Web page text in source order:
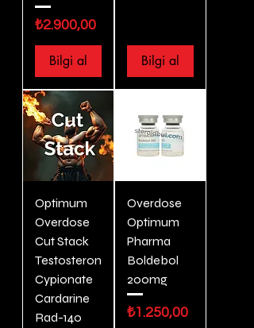
Fiyat
₺2.900,00
Bilgi al Bilgi al
Optimum
Overdose
Cut Stack
Testosteron
Cypionate
Cardarine
Rad-140
Overdose
Optimum
Pharma
Boldebol
200mg
Fiyat
₺1.250,00